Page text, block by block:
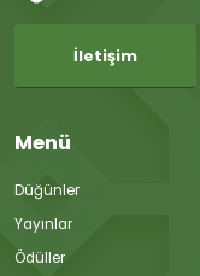
İletişim
Menü
Düğünler
Yayınlar
Ödüller